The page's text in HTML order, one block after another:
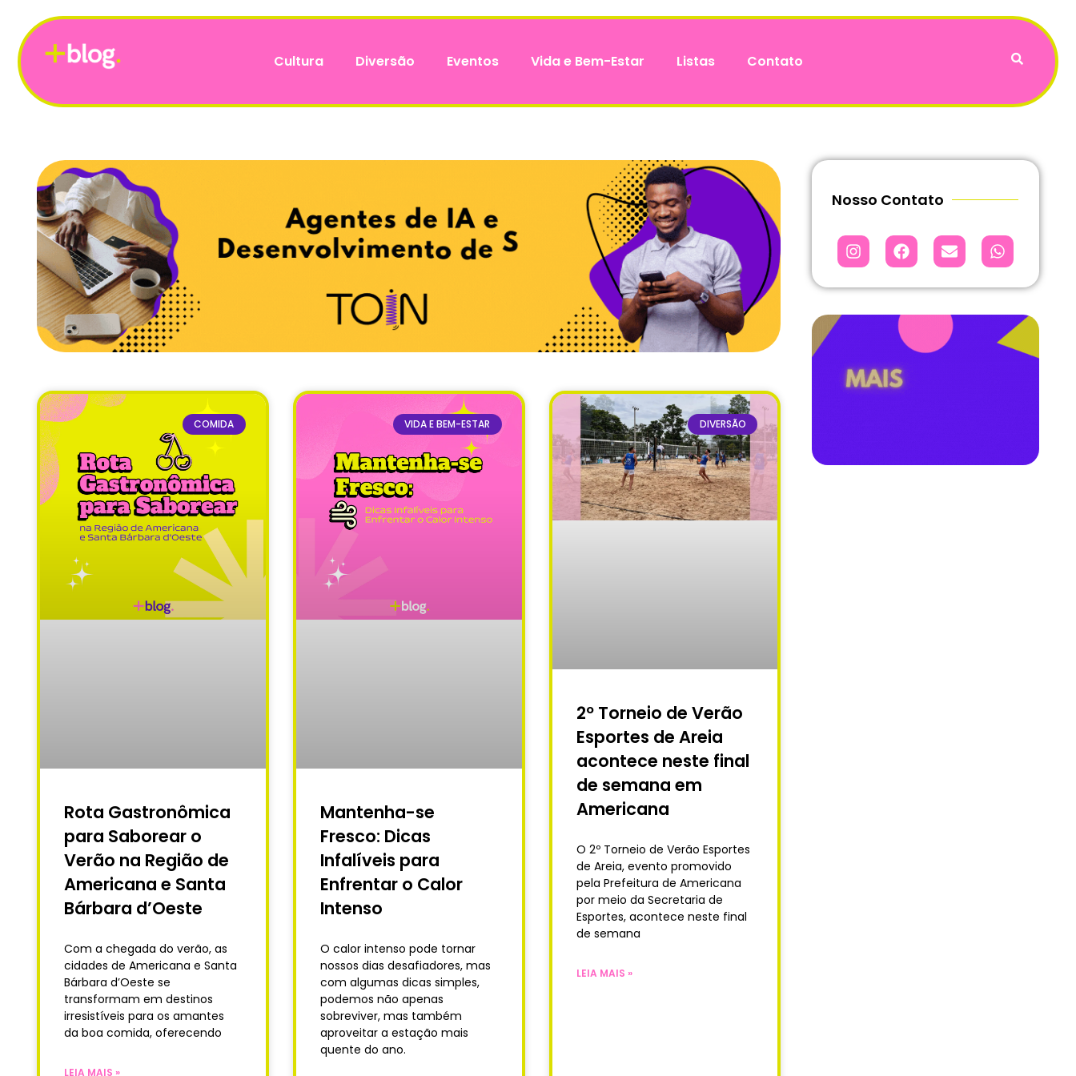
Cultura Diversão Eventos Vida e Bem-Estar Listas Contato
COMIDA
Rota Gastronômica
para Saborear o
Verão na Região de
Americana e Santa
Bárbara d’Oeste
Com a chegada do verão, as
cidades de Americana e Santa
Bárbara d’Oeste se
transformam em destinos
irresistíveis para os amantes
da boa comida, oferecendo
LEIA MAIS »
VIDA E BEM-ESTAR
Mantenha-se
Fresco: Dicas
Infalíveis para
Enfrentar o Calor
Intenso
O calor intenso pode tornar
nossos dias desafiadores, mas
com algumas dicas simples,
podemos não apenas
sobreviver, mas também
aproveitar a estação mais
quente do ano.
DIVERSÃO
2º Torneio de Verão
Esportes de Areia
acontece neste final
de semana em
Americana
O 2º Torneio de Verão Esportes
de Areia, evento promovido
pela Prefeitura de Americana
por meio da Secretaria de
Esportes, acontece neste final
de semana
LEIA MAIS »
Nosso Contato